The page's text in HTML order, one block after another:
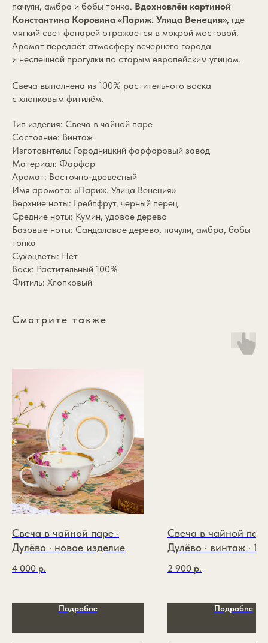
пачули, амбра и бобы тонка. Вдохновлён картиной
Константина Коровина «Париж. Улица Венеция», где
мягкий свет фонарей отражается в мокрой мостовой.
Аромат передаёт атмосферу вечернего города
и неспешной прогулки по старым европейским улицам.
Свеча выполнена из 100% растительного воска
с хлопковым фитилём.
Тип изделия: Свеча в чайной паре
Состояние: Винтаж
Изготовитель: Городницкий фарфоровый завод
Материал: Фарфор
Аромат: Восточно-древесный
Имя аромата: «Париж. Улица Венеция»
Верхние ноты: Грейпфрут, черный перец
Средние ноты: Кумин, удовое дерево
Базовые ноты: Сандаловое дерево, пачули, амбра, бобы
тонка
Сухоцветы: Нет
Воск: Растительный 100%
Фитиль: Хлопковый
Смотрите также
Свеча в чайной паре ·
Дулёво · новое изделие
4 000 р.
Подробне
Свеча в чайной
Дулёво · винтаж ·
2 900 р.
Подробне
Покупателям
annasofia.mail@yandex.ru
Контакты
ИП Зайцева Виктория
Андреевна
ИНН: 110117977566
ОГРНИП: 326774600174426
Разработка сайта
Подарочный сертификат
Коллекции
Каталог